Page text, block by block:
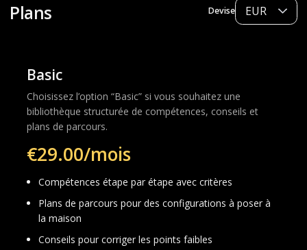
Plans Devise
Basic
Choisissez l’option “Basic” si vous souhaitez une
bibliothèque structurée de compétences, conseils et
plans de parcours.
€29.00/mois
Compétences étape par étape avec critères
Plans de parcours pour des configurations à poser à
la maison
Conseils pour corriger les points faibles